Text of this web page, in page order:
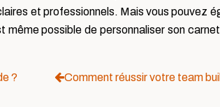
et professionnels. Mais vous pouvez
possible de personnaliser son
? Comment réussir votre team